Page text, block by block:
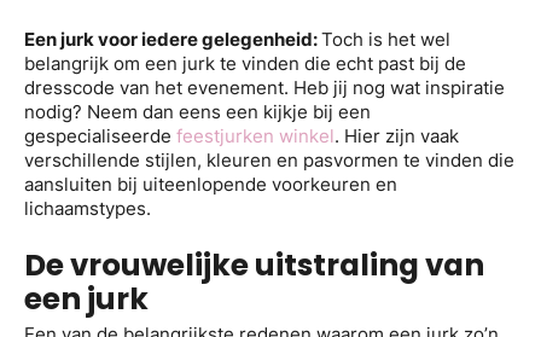
Een jurk voor iedere gelegenheid:Toch is het wel
belangrijk om een jurk te vinden die echt past bij de
dresscode van het evenement. Heb jij nog wat inspiratie
nodig? Neem dan eens een kijkje bij een
gespecialiseerde feestjurken winkel. Hier zijn vaak
verschillende stijlen, kleuren en pasvormen te vinden die
aansluiten bij uiteenlopende voorkeuren en
lichaamstypes.
De vrouwelijke uitstraling van
een jurk